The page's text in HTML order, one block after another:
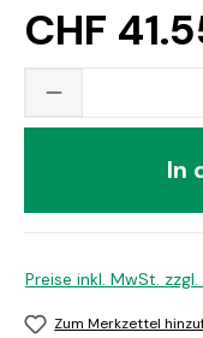
CHF
Produkt
In
Preise inkl. MwSt.
Zum Merkzettel